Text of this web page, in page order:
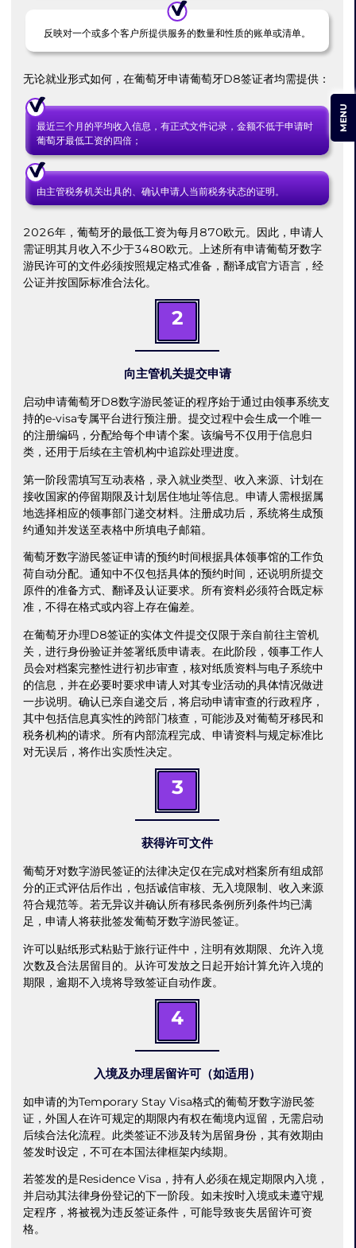
反映对一个或多个客户所提供服务的数量和性质的账单或清单。
无论就业形式如何，在葡萄牙申请葡萄牙D8签证者均需提供：
最近三个月的平均收入信息，有正式文件记录，金额不低于申请时
葡萄牙最低工资的四倍；
由主管税务机关出具的、确认申请人当前税务状态的证明。
2026年，葡萄牙的最低工资为每月870欧元。因此，申请人
需证明其月收入不少于3480欧元。上述所有申请葡萄牙数字
游民许可的文件必须按照规定格式准备，翻译成官方语言，经
公证并按国际标准合法化。
2
向主管机关提交申请
启动申请葡萄牙D8数字游民签证的程序始于通过由领事系统支
持的e-visa专属平台进行预注册。提交过程中会生成一个唯一
的注册编码，分配给每个申请个案。该编号不仅用于信息归
类，还用于后续在主管机构中追踪处理进度。
第一阶段需填写互动表格，录入就业类型、收入来源、计划在
接收国家的停留期限及计划居住地址等信息。申请人需根据属
地选择相应的领事部门递交材料。注册成功后，系统将生成预
约通知并发送至表格中所填电子邮箱。
葡萄牙数字游民签证申请的预约时间根据具体领事馆的工作负
荷自动分配。通知中不仅包括具体的预约时间，还说明所提交
原件的准备方式、翻译及认证要求。所有资料必须符合既定标
准，不得在格式或内容上存在偏差。
在葡萄牙办理D8签证的实体文件提交仅限于亲自前往主管机
关，进行身份验证并签署纸质申请表。在此阶段，领事工作人
员会对档案完整性进行初步审查，核对纸质资料与电子系统中
的信息，并在必要时要求申请人对其专业活动的具体情况做进
一步说明。确认已亲自递交后，将启动申请审查的行政程序，
其中包括信息真实性的跨部门核查，可能涉及对葡萄牙移民和
税务机构的请求。所有内部流程完成、申请资料与规定标准比
对无误后，将作出实质性决定。
3
获得许可文件
葡萄牙对数字游民签证的法律决定仅在完成对档案所有组成部
分的正式评估后作出，包括诚信审核、无入境限制、收入来源
符合规范等。若无异议并确认所有移民条例所列条件均已满
足，申请人将获批签发葡萄牙数字游民签证。
许可以贴纸形式粘贴于旅行证件中，注明有效期限、允许入境
次数及合法居留目的。从许可发放之日起开始计算允许入境的
期限，逾期不入境将导致签证自动作废。
4
入境及办理居留许可（如适用）
如申请的为Temporary Stay Visa格式的葡萄牙数字游民签
证，外国人在许可规定的期限内有权在葡境内逗留，无需启动
后续合法化流程。此类签证不涉及转为居留身份，其有效期由
签发时设定，不可在本国法律框架内续期。
若签发的是Residence Visa，持有人必须在规定期限内入境，
并启动其法律身份登记的下一阶段。如未按时入境或未遵守规
定程序，将被视为违反签证条件，可能导致丧失居留许可资
格。
MENU